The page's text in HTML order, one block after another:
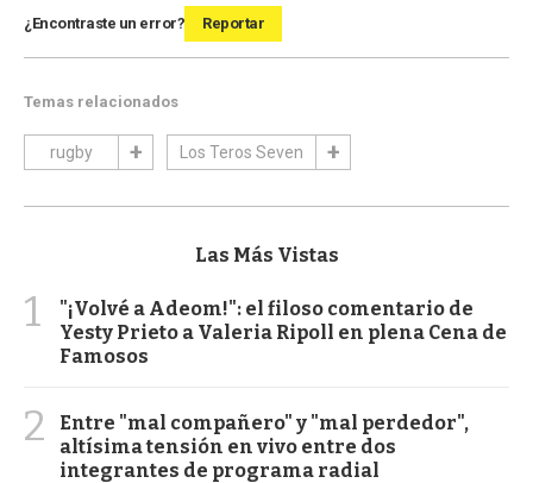
¿Encontraste un error? Reportar
Temas relacionados
rugby Los Teros Seven
Las Más Vistas
1
"¡Volvé a Adeom!": el filoso comentario de
Yesty Prieto a Valeria Ripoll en plena Cena de
Famosos
2
Entre "mal compañero" y "mal perdedor",
altísima tensión en vivo entre dos
integrantes de programa radial